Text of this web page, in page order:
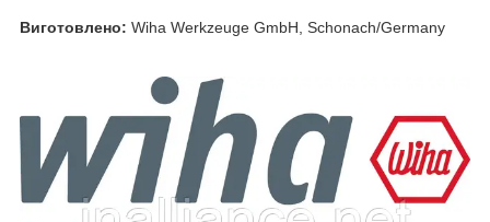
Виготовлено: Wiha Werkzeuge GmbH, Schonach/Germany